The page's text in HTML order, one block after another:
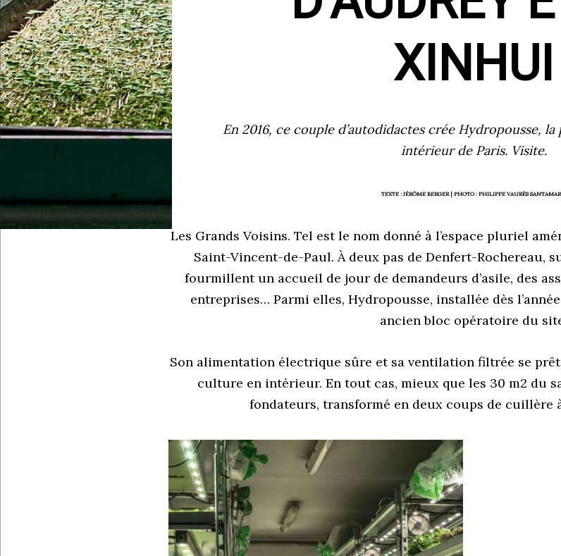
XINHUI
En 2016, ce couple d’autodidactes crée Hydropousse,
intérieur de Paris. Visite.
TEXTE :JÉRÔME BERGER| PHOTO : PHILIPPE VAURÈS
Les Grands Voisins. Tel est le nom donné à l’espace pluriel
Saint-Vincent-de-Paul. À deux pas de Denfert-Rochereau,
fourmillent un accueil de jour de demandeurs d’asile, des
entreprises… Parmi elles, Hydropousse, installée dès
ancien bloc opératoire du
Son alimentation électrique sûre et sa ventilation filtrée se
culture en intérieur. En tout cas, mieux que les 30 m2 du
fondateurs, transformé en deux coups de cuillère